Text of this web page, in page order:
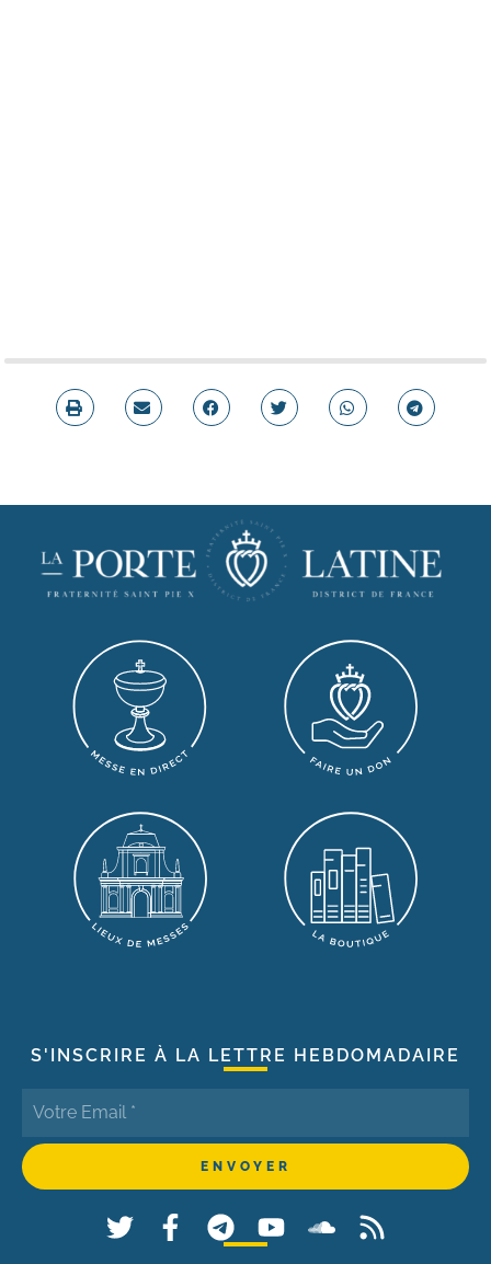
S'INSCRIRE À LA LETTRE HEBDOMADAIRE